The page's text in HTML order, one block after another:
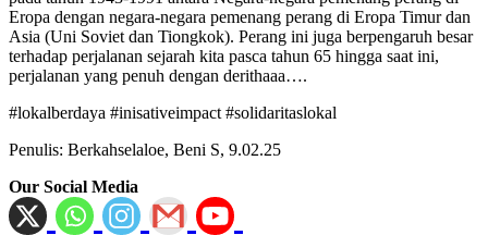
Eropa dengan negara-negara pemenang perang di Eropa Timur dan
Asia (Uni Soviet dan Tiongkok). Perang ini juga berpengaruh besar
terhadap perjalanan sejarah kita pasca tahun 65 hingga saat ini,
perjalanan yang penuh dengan derithaaa….
#lokalberdaya #inisativeimpact #solidaritaslokal
Penulis: Berkahselaloe, Beni S, 9.02.25
Our Social Media